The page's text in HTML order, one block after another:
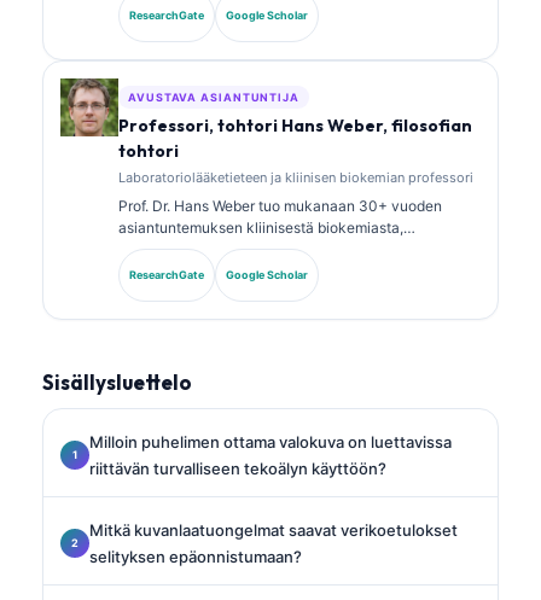
analyysistä. Hänellä on erikoistason sertifikaatit
kliinisen kemian alalta, ja hän on julkaissut laajasti
ResearchGate Google Scholar
AVUSTAVA ASIANTUNTIJA
Professori, tohtori Hans Weber, filosofian
tohtori
Laboratoriolääketieteen ja kliinisen biokemian professori
Prof. Dr. Hans Weber tuo mukanaan 30+ vuoden
asiantuntemuksen kliinisestä biokemiasta,
laboratoriolääketieteestä ja
biomarkkeritutkimuksesta. Hän oli aiemmin Saksan
kliinisen kemian seuran (German Society for Clinical
laboratoriolääketieteeseen.
ResearchGate Google Scholar
Sisällysluettelo
Milloin puhelimen ottama valokuva on luettavissa
riittävän turvalliseen tekoälyn käyttöön?
Mitkä kuvanlaatuongelmat saavat verikoetulokset
selityksen epäonnistumaan?